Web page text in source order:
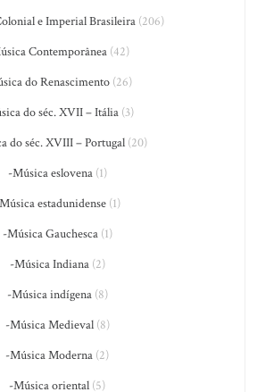
e Imperial Brasileira(206)
Contemporânea(42)
do Renascimento (26)
do séc. XVII – Itália (3)
do séc. XVIII – Portugal (20)
-Música eslovena(1)
estadunidense(1)
-Música Gauchesca(1)
-Música Indiana(2)
-Música indígena(8)
-Música Medieval(8)
-Música Moderna (2)
-Música oriental (5)